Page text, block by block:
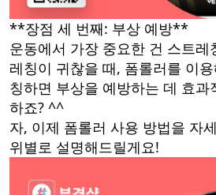
**장점 세 번째: 부상 예방**
운동에서 가장 중요한 건 스트레
레칭이 귀찮을 때, 폼롤러를 이
칭하면 부상을 예방하는 데 효과
하죠? ^^
자, 이제 폼롤러 사용 방법을 자
위별로 설명해드릴게요!